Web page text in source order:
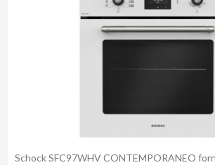
Schock SFC97WHV CONTEMPORANEO